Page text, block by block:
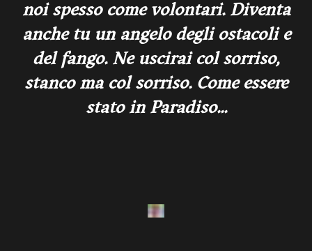
noi spesso come volontari. Diventa
anche tu un angelo degli ostacoli e
del fango. Ne uscirai col sorriso,
stanco ma col sorriso. Come essere
stato in Paradiso...